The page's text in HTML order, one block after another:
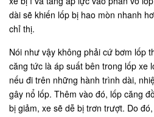
dài sẽ khiến lốp bị hao mòn nhanh
chỉ thị.
Nói như vậy không phải cứ bơm lốp
căng tức là áp suất bên trong lốp xe
nếu đi trên những hành trình dài,
gây nổ lốp. Thêm vào đó, lốp căng
bị giảm, xe sẽ dễ bị trơn trượt. Do